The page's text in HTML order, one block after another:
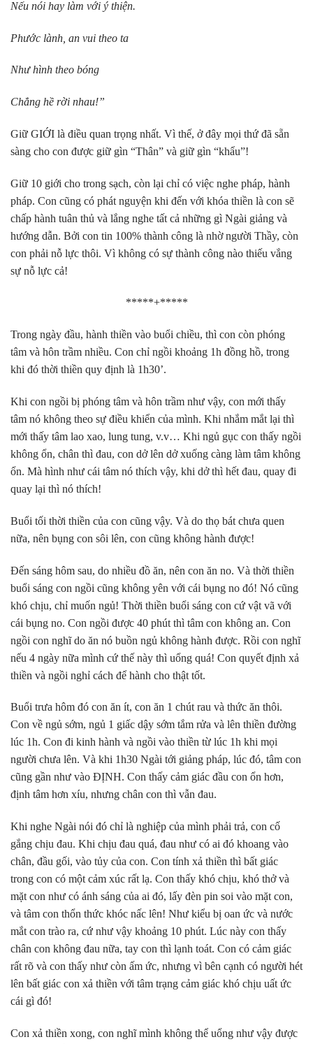
Nếu nói hay làm với ý thiện.
Phước lành, an vui theo ta
Như hình theo bóng
Chẳng hề rời nhau!”
Giữ GIỚI là điều quan trọng nhất. Vì thế, ở đây mọi thứ đã sẵn
sàng cho con được giữ gìn “Thân” và giữ gìn “khẩu”!
Giữ 10 giới cho trong sạch, còn lại chỉ có việc nghe pháp, hành
pháp. Con cũng có phát nguyện khi đến với khóa thiền là con sẽ
chấp hành tuân thủ và lắng nghe tất cả những gì Ngài giảng và
hướng dẫn. Bởi con tin 100% thành công là nhờ người Thầy, còn
con phải nỗ lực thôi. Vì không có sự thành công nào thiếu vắng
sự nỗ lực cả!
*****+*****
Trong ngày đầu, hành thiền vào buổi chiều, thì con còn phóng
tâm và hôn trầm nhiều. Con chỉ ngồi khoảng 1h đồng hồ, trong
khi đó thời thiền quy định là 1h30’.
Khi con ngồi bị phóng tâm và hôn trầm như vậy, con mới thấy
tâm nó không theo sự điều khiển của mình. Khi nhắm mắt lại thì
mới thấy tâm lao xao, lung tung, v.v… Khi ngủ gục con thấy ngồi
không ổn, chân thì đau, con dở lên dở xuống càng làm tâm không
ổn. Mà hình như cái tâm nó thích vậy, khi dở thì hết đau, quay đi
quay lại thì nó thích!
Buổi tối thời thiền của con cũng vậy. Và do thọ bát chưa quen
nữa, nên bụng con sôi lên, con cũng không hành được!
Đến sáng hôm sau, do nhiều đồ ăn, nên con ăn no. Và thời thiền
buổi sáng con ngồi cũng không yên với cái bụng no đó! Nó cũng
khó chịu, chỉ muốn ngủ! Thời thiền buổi sáng con cứ vật vã với
cái bụng no. Con ngồi được 40 phút thì tâm con không an. Con
ngồi con nghĩ do ăn nó buồn ngủ không hành được. Rồi con nghĩ
nếu 4 ngày nữa mình cứ thế này thì uổng quá! Con quyết định xả
thiền và ngồi nghỉ cách để hành cho thật tốt.
Buổi trưa hôm đó con ăn ít, con ăn 1 chút rau và thức ăn thôi.
Con về ngủ sớm, ngủ 1 giấc dậy sớm tắm rửa và lên thiền đường
lúc 1h. Con đi kinh hành và ngồi vào thiền từ lúc 1h khi mọi
người chưa lên. Và khi 1h30 Ngài tới giảng pháp, lúc đó, tâm con
cũng gần như vào ĐỊNH. Con thấy cảm giác đầu con ổn hơn,
định tâm hơn xíu, nhưng chân con thì vẫn đau.
Khi nghe Ngài nói đó chỉ là nghiệp của mình phải trả, con cố
gắng chịu đau. Khi chịu đau quá, đau như có ai đó khoang vào
chân, đầu gối, vào tủy của con. Con tính xả thiền thì bất giác
trong con có một cảm xúc rất lạ. Con thấy khó chịu, khó thở và
mặt con như có ánh sáng của ai đó, lấy đèn pin soi vào mặt con,
và tâm con thổn thức khóc nấc lên! Như kiểu bị oan ức và nước
mắt con trào ra, cứ như vậy khoảng 10 phút. Lúc này con thấy
chân con không đau nữa, tay con thì lạnh toát. Con có cảm giác
rất rõ và con thấy như còn ấm ức, nhưng vì bên cạnh có người hét
lên bất giác con xả thiền với tâm trạng cảm giác khó chịu uất ức
cái gì đó!
Con xả thiền xong, con nghĩ mình không thể uổng như vậy được